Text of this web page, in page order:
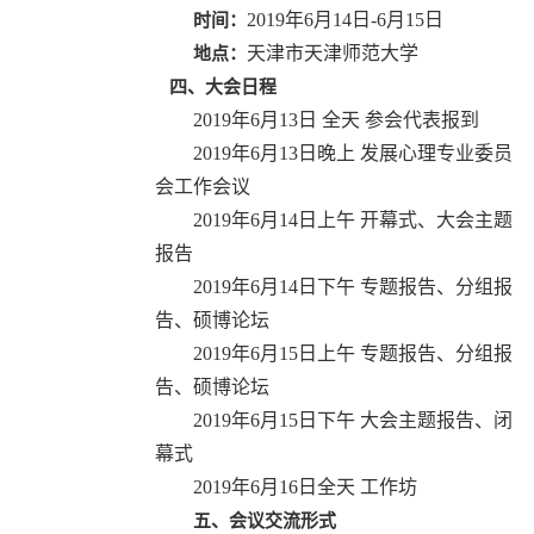
时间： 2019年6月14日-6月15日
地点： 天津市天津师范大学
四、大会日程
2019年6月13日 全天 参会代表报到
2019年6月 13 日 晚上 发展心理专业委员
会工作会议
2019年6月 14 日
上午 开幕式、大会主题
报告
2019年6月 14 日下午 专题报告、分组报
告、硕博论坛
2019年6月 15 日
上午 专题报告、分组报
告、硕博论坛
2019年6月 15 日下午 大会主题报告、闭
幕式
2019年6月 16 日全天 工作坊
五、会议交流形式